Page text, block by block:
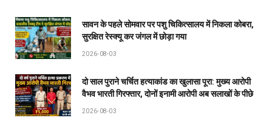
सावन के पहले सोमवार पर पशु चिकित्सालय में निकला कोबरा,
सुरक्षित रेस्क्यू कर जंगल में छोड़ा गया
2026-08-03
दो साल पुराने चर्चित हत्याकांड का खुलासा पूरा: मुख्य आरोपी
वैभव भारती गिरफ्तार, दोनों इनामी आरोपी अब सलाखों के पीछे
2026-08-03